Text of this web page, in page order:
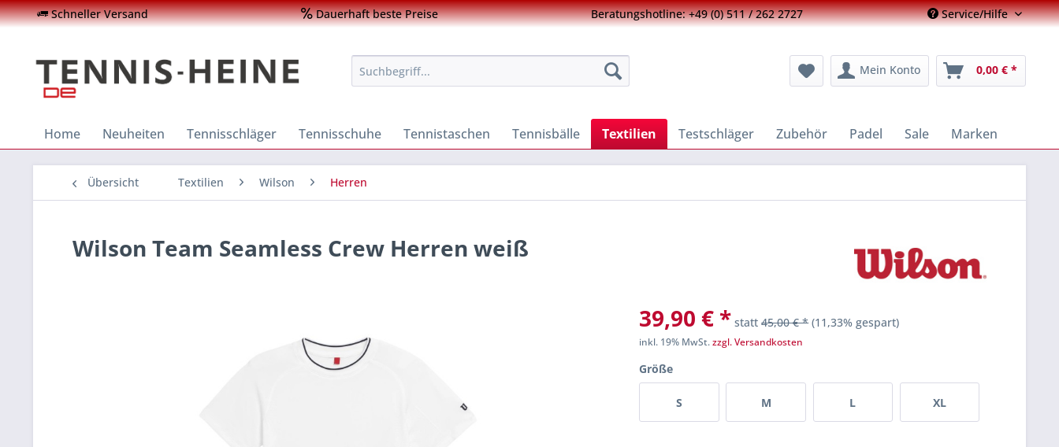
Schneller Versand Dauerhaft beste Preise Beratungshotline: +49 (0) 511 / 262 2727 Service/Hilfe
Mein Konto 0,00 € *
Home Neuheiten Tennisschläger Tennisschuhe Tennistaschen Tennisbälle Textilien Testschläger Zubehör Padel Sale Marken
Übersicht Textilien Wilson Herren
Wilson Team Seamless Crew Herren weiß
39,90 € * statt45,00 € * (11,33% gespart)
inkl. 19% MwSt.zzgl. Versandkosten
Größe
S M L XL